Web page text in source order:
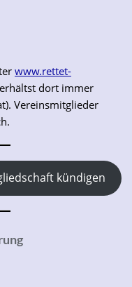
www.rettet-
dort immer
Vereinsmitglieder
kündigen